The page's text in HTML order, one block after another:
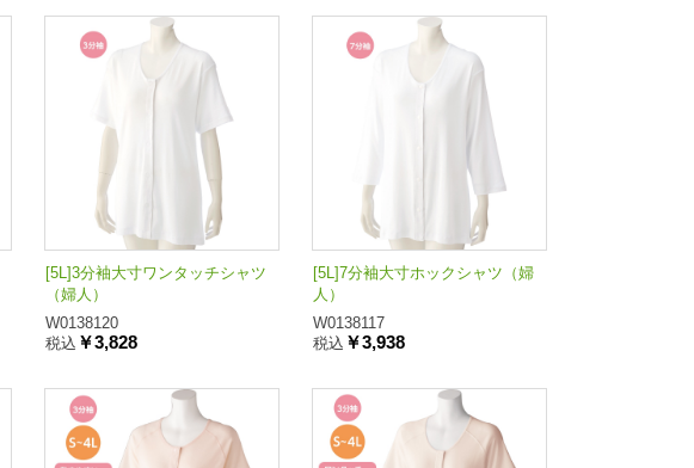
[5L]3分袖大寸ワンタッチシャツ
（婦人）
W0138120
税込 ￥3,828
[5L]7分袖大寸ホックシャツ（婦
人）
W0138117
税込 ￥3,938